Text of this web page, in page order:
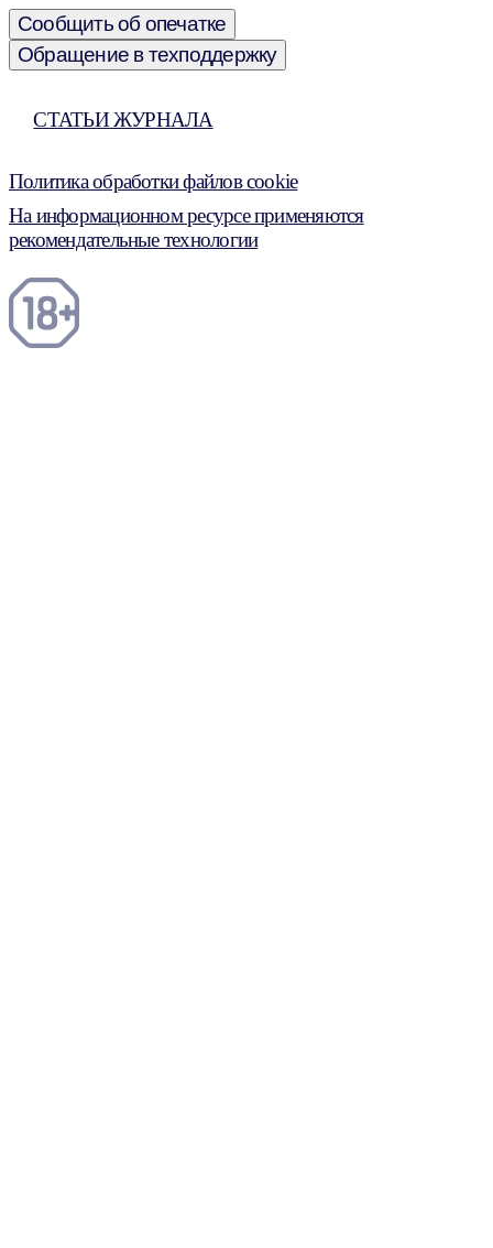
Сообщить об опечатке
Обращение в техподдержку
СТАТЬИ ЖУРНАЛА
Политика обработки файлов cookie
На информационном ресурсе применяются
рекомендательные технологии